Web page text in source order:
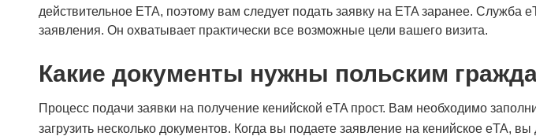
действительное ETA, поэтому вам следует подать заявку на ETA заранее.
заявления. Он охватывает практически все возможные цели вашего визита.
Какие документы нужны польским
Процесс подачи заявки на получение кенийской eTA прост. Вам необходимо
загрузить несколько документов. Когда вы подаете заявление на кенийское